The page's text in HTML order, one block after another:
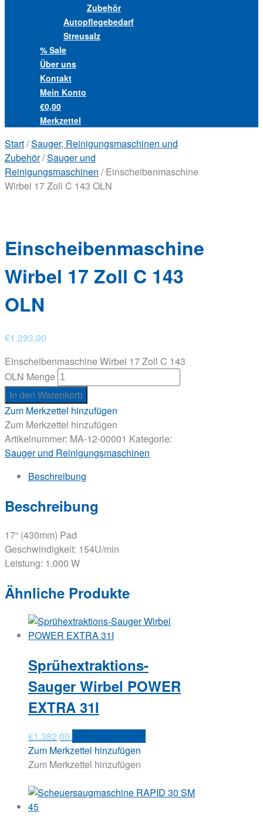
Zubehör
Autopflegebedarf
Streusalz
% Sale
Über uns
Kontakt
Mein Konto
€0,00
Merkzettel
Start/Sauger, Reinigungsmaschinen und
Zubehör/Sauger und
Reinigungsmaschinen / Einscheibenmaschine
Wirbel 17 Zoll C 143 OLN
Einscheibenmaschine
Wirbel 17 Zoll C 143
OLN
€1.293,00
Einscheibenmaschine Wirbel 17 Zoll C 143
OLN Menge
In den Warenkorb
Zum Merkzettel hinzufügen
Zum Merkzettel hinzufügen
Artikelnummer: MA-12-00001 Kategorie:
Sauger und Reinigungsmaschinen
Beschreibung
Beschreibung
17“ (430mm) Pad
Geschwindigkeit: 154U/min
Leistung: 1.000 W
Ähnliche Produkte
Sprühextraktions-
Sauger Wirbel POWER
EXTRA 31I
€1.382,00
Zum Merkzettel hinzufügen
Zum Merkzettel hinzufügen